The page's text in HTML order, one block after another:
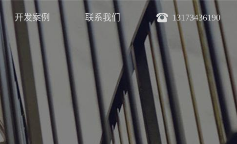
13173436190
开发案例 联系我们